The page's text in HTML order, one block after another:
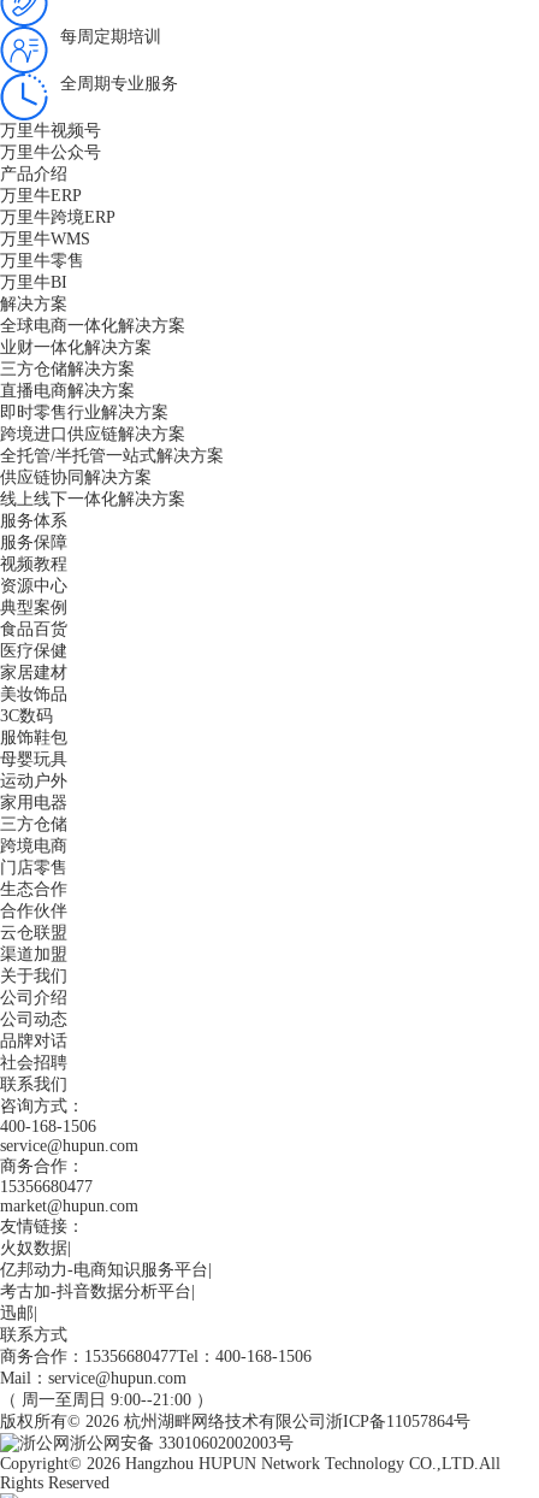
每周定期培训
全周期专业服务
万里牛视频号
万里牛公众号
产品介绍
万里牛ERP
万里牛跨境ERP
万里牛WMS
万里牛零售
万里牛BI
解决方案
全球电商一体化解决方案
业财一体化解决方案
三方仓储解决方案
直播电商解决方案
即时零售行业解决方案
跨境进口供应链解决方案
全托管/半托管一站式解决方案
供应链协同解决方案
线上线下一体化解决方案
服务体系
服务保障
视频教程
资源中心
典型案例
食品百货
医疗保健
家居建材
美妆饰品
3C数码
服饰鞋包
母婴玩具
运动户外
家用电器
三方仓储
跨境电商
门店零售
生态合作
合作伙伴
云仓联盟
渠道加盟
关于我们
公司介绍
公司动态
品牌对话
社会招聘
联系我们
咨询方式：
400-168-1506
service@hupun.com
商务合作：
15356680477
market@hupun.com
友情链接：
火奴数据|
亿邦动力-电商知识服务平台|
考古加-抖音数据分析平台|
迅邮|
联系方式
商务合作：15356680477Tel：400-168-1506
Mail：service@hupun.com
（ 周一至周日 9:00--21:00 ）
版权所有© 2026 杭州湖畔网络技术有限公司 浙ICP备11057864号
浙公网安备 33010602002003号
Copyright© 2026 Hangzhou HUPUN Network Technology CO.,LTD. All
Rights Reserved